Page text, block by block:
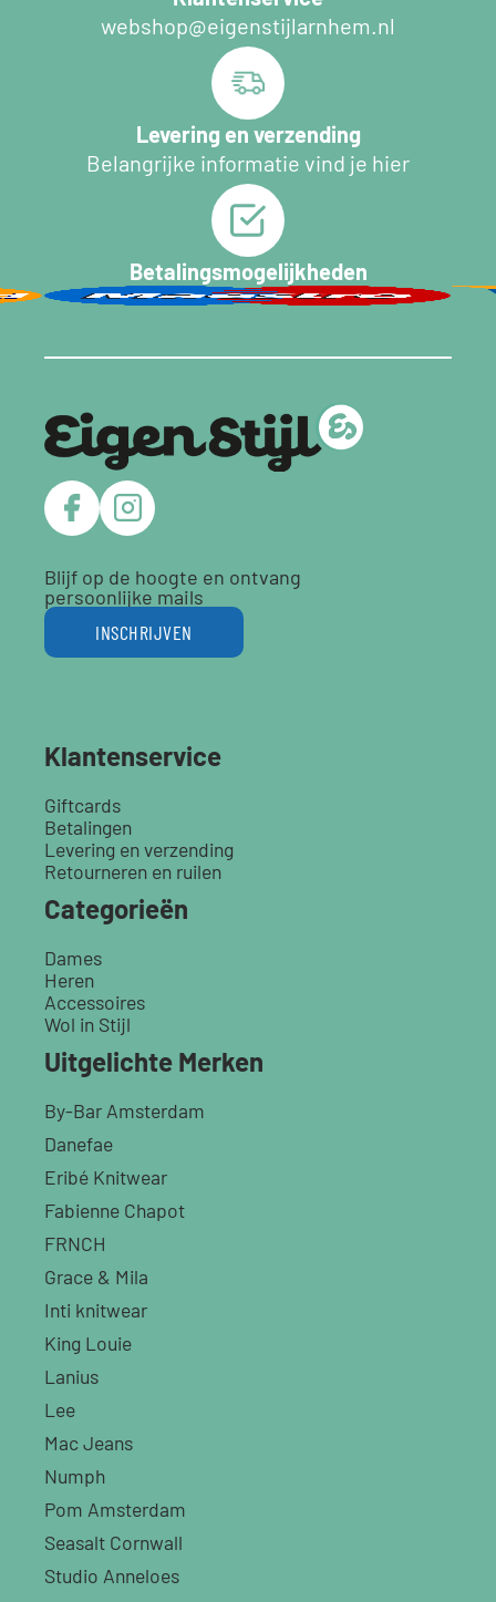
webshop@eigenstijlarnhem.nl
Levering en verzending
Belangrijke informatie vind je hier
Betalingsmogelijkheden
Blijf op de hoogte en ontvang
persoonlijke mails
INSCHRIJVEN
Klantenservice
Giftcards
Betalingen
Levering en verzending
Retourneren en ruilen
Categorieën
Dames
Heren
Accessoires
Wol in Stijl
Uitgelichte Merken
By-Bar Amsterdam
Danefae
Eribé Knitwear
Fabienne Chapot
FRNCH
Grace & Mila
Inti knitwear
King Louie
Lanius
Lee
Mac Jeans
Numph
Pom Amsterdam
Seasalt Cornwall
Studio Anneloes